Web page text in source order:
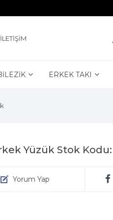
İLETİŞİM
ERKEK TAKI
Yüzük Stok Kodu:
Yorum Yap